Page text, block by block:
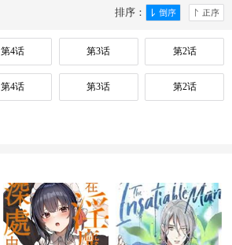
排序：
第4话 第3话 第2话
第4话 第3话 第2话